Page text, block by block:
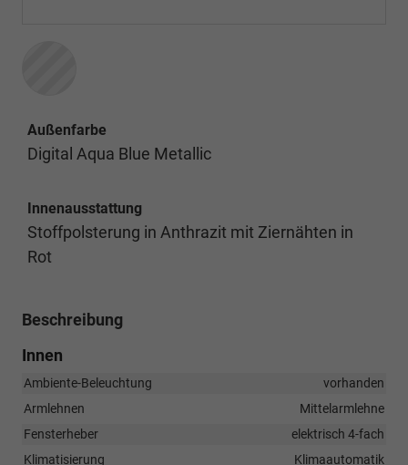
Außenfarbe
Digital Aqua Blue Metallic
Innenausstattung
Stoffpolsterung in Anthrazit mit Ziernähten in
Rot
Beschreibung
Innen
Ambiente-Beleuchtung
vorhanden
Armlehnen
Mittelarmlehne
Fensterheber
elektrisch 4-fach
Klimatisierung
Klimaautomatik